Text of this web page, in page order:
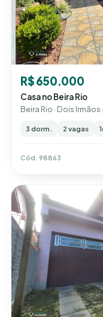
R$ 650.000
Casa no Beira Rio
Beira Rio · Dois Irmãos
3 dorm. 2 vagas
Cód. 98863